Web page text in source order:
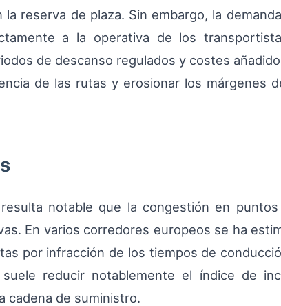
reserva de plaza. Sin embargo, la
a la operativa de los
de descanso regulados y costes
de las rutas y erosionar los márgenes
notable que la congestión en
En varios corredores europeos se ha
por infracción de los tiempos de
suele reducir notablemente el índice de
cadena de suministro.